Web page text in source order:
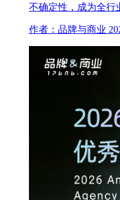
不确定性，成为全行
作者：品牌与商业